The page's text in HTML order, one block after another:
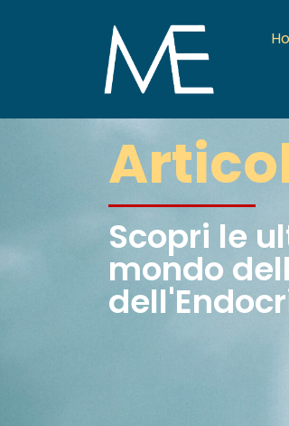
Scopri le
mondo